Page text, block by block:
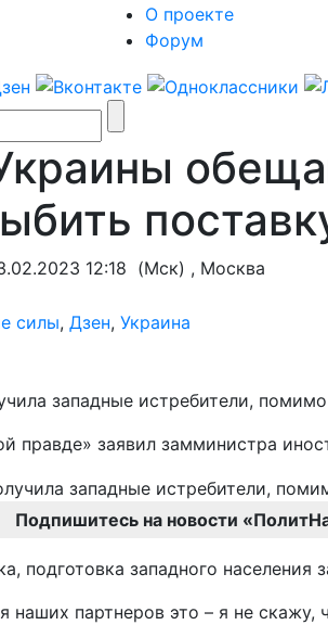
О проекте
Форум
12:18 (Мск) , Москва
силы, Дзен, Украина
западные истребители,
правде» заявил замминистра
Подпишитесь на новости
подготовка западного населения
наших партнеров это – я не